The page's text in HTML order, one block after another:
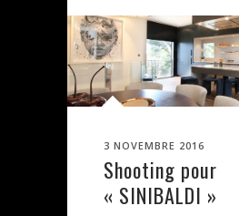
3 NOVEMBRE 2016
Shooting pour
« SINIBALDI »